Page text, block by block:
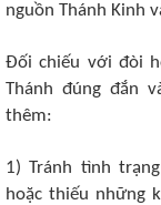
nguồn Thánh Kinh
Đối chiếu với đòi
Thánh đúng đắn
thêm:
1) Tránh tình
hoặc thiếu những